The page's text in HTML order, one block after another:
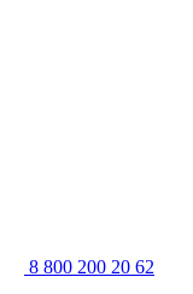
8 800 200 20 62